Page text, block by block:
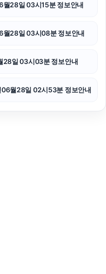
28일 03시15분 정보안내
28일 03시08분 정보안내
일 03시03분 정보안내
월28일 02시53분 정보안내